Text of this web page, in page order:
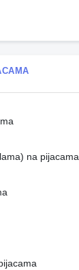
na pijacama